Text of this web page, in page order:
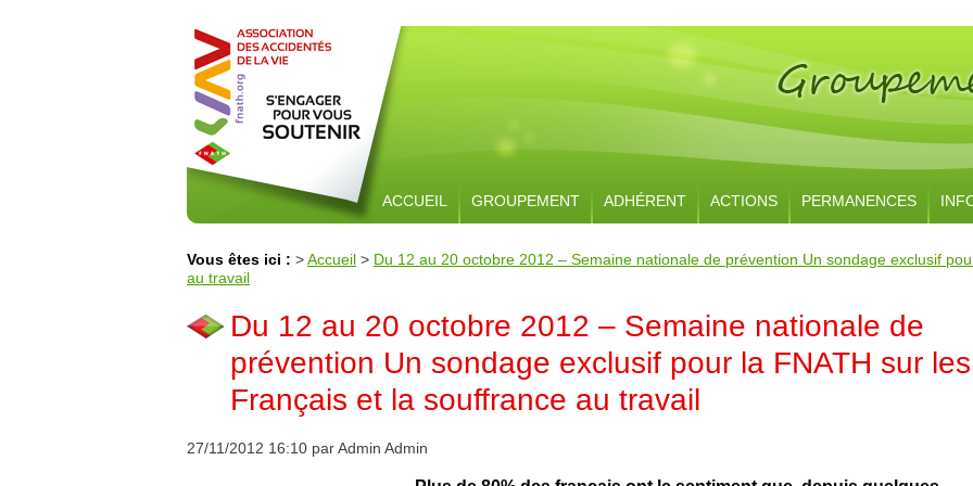
ACCUEIL GROUPEMENT ADHÉRENT ACTIONS PERMANENCES
Vous êtes ici : >Accueil > Du 12 au 20 octobre 2012 – Semaine nationale de prévention Un sondage exclusif
au travail
Du 12 au 20 octobre 2012 – Semaine nationale de
prévention Un sondage exclusif pour la FNATH sur les
Français et la souffrance au travail
27/11/2012 16:10 par Admin Admin